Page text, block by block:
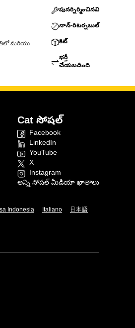
మరియు
పునర్నిర్మించినవి
నాన్-రిటర్నబుల్
కిట్
భర్తీ
చేయబడింది
Cat సోషల్
Facebook
LinkedIn
YouTube
X
Instagram
అన్ని సోషల్ మీడియా ఖాతాలు
Indonesia Italiano 日本語